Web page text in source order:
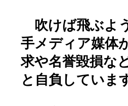
吹けば飛ぶよ
手メディア媒体
求や名誉毀損な
と自負していま